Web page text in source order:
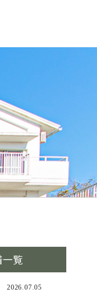
一覧
2026.07.05